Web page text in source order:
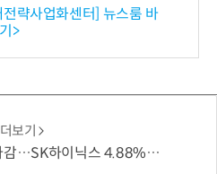
비즈니스 미팅 지원…K
오 해외 진출 교두보 확
전략사업화센터] 뉴스룸 바
>
보기
…SK하이닉스 4.88% 내려